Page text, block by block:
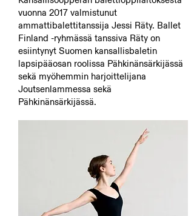
vuonna 2017 valmistunut
ammattibalettitanssija Jessi Räty. Ballet
Finland -ryhmässä tanssiva Räty on
esiintynyt Suomen kansallisbaletin
lapsipääosan roolissa Pähkinänsärkijässä
sekä myöhemmin harjoittelijana
Joutsenlammessa sekä
Pähkinänsärkijässä.